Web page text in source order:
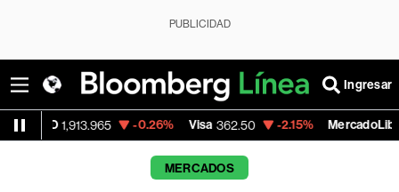
PUBLICIDAD
Ingresar
-0.26% Visa 362.50 -2.15% MercadoLibre 1,821.795
MERCADOS